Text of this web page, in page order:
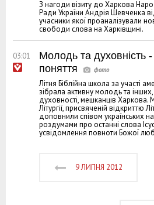
З нагоди візиту до Харкова
Ради України Андрія Шевченка
учасники якої проаналізували
свободи слова на Харківщині.
03:01
Молодь та духовність -
поняття
Літня Біблійна школа за участі
зібрала активну молодь та
духовності, мешканців Харкова.
Літургії, присвяченій відкриттю
доповнили співом українських
роздумами про останні слова
усвідомлення повноти Божої
9 ЛИПНЯ 2012